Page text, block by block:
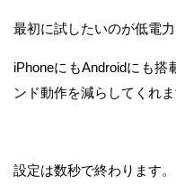
最初に試したいのが低電力
iPhoneにもAndroidにも
ンド動作を減らしてくれま
設定は数秒で終わります。